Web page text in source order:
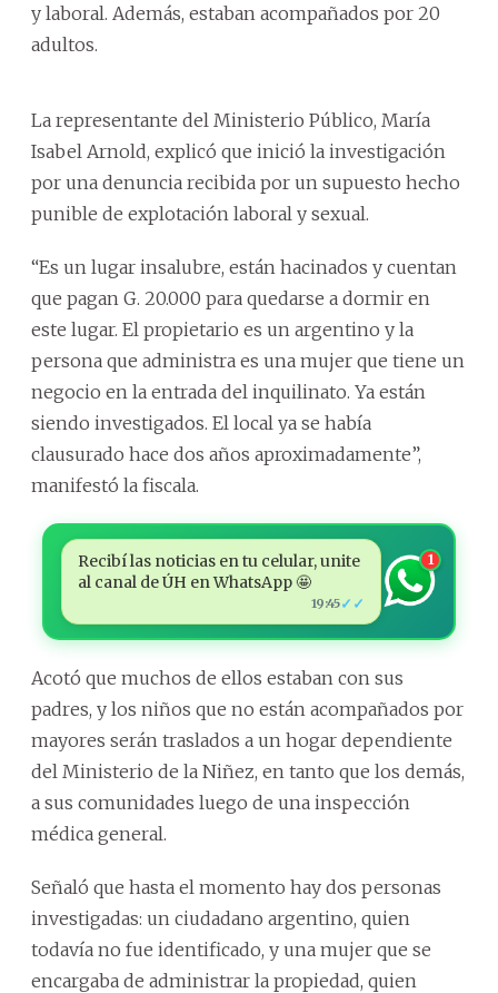
y laboral. Además, estaban acompañados por 20
adultos.
La representante del Ministerio Público, María
Isabel Arnold, explicó que inició la investigación
por una denuncia recibida por un supuesto hecho
punible de explotación laboral y sexual.
“Es un lugar insalubre, están hacinados y cuentan
que pagan G. 20.000 para quedarse a dormir en
este lugar. El propietario es un argentino y la
persona que administra es una mujer que tiene un
negocio en la entrada del inquilinato. Ya están
siendo investigados. El local ya se había
clausurado hace dos años aproximadamente”,
manifestó la fiscala.
Recibí las noticias en tu celular, unite
al canal de ÚH en WhatsApp 🤩
19:45✓✓
1
Acotó que muchos de ellos estaban con sus
padres, y los niños que no están acompañados por
mayores serán traslados a un hogar dependiente
del Ministerio de la Niñez, en tanto que los demás,
a sus comunidades luego de una inspección
médica general.
Señaló que hasta el momento hay dos personas
investigadas: un ciudadano argentino, quien
todavía no fue identificado, y una mujer que se
encargaba de administrar la propiedad, quien